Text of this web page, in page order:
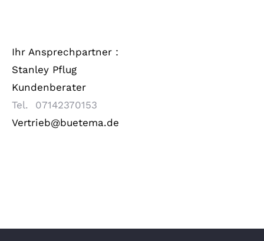
Ihr Ansprechpartner :
Stanley Pflug
Kundenberater
Tel. 07142370153
Vertrieb@buetema.de